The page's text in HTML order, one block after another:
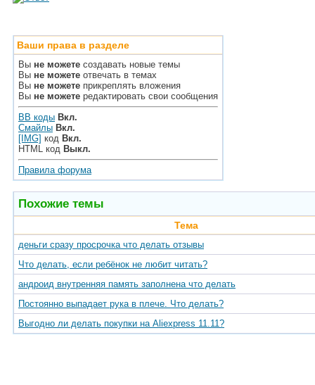
Ваши права в разделе
Вы не можете создавать новые темы
Вы не можете отвечать в темах
Вы не можете прикреплять вложения
Вы не можете редактировать свои сообщения
BB коды Вкл.
Смайлы Вкл.
[IMG] код Вкл.
HTML код Выкл.
Правила форума
Похожие темы
Тема
деньги сразу просрочка что делать отзывы
Что делать, если ребёнок не любит читать?
андроид внутренняя память заполнена что делать
Постоянно выпадает рука в плече. Что делать?
Выгодно ли делать покупки на Aliexpress 11.11?